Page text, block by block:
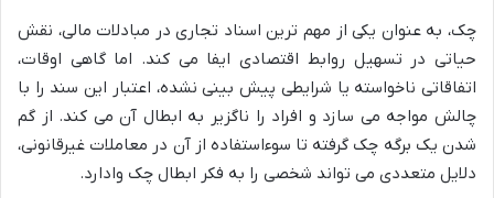
چک، به عنوان یکی از مهم ترین اسناد تجاری در مبادلات مالی، نقش
حیاتی در تسهیل روابط اقتصادی ایفا می کند. اما گاهی اوقات،
اتفاقاتی ناخواسته یا شرایطی پیش بینی نشده، اعتبار این سند را با
چالش مواجه می سازد و افراد را ناگزیر به ابطال آن می کند. از گم
شدن یک برگه چک گرفته تا سوءاستفاده از آن در معاملات غیرقانونی،
دلایل متعددی می تواند شخصی را به فکر ابطال چک وادارد.